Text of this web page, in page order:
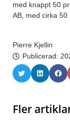
med knappt 50
AB, med cirka 50
Pierre Kjellin
Publicerad:
Fler